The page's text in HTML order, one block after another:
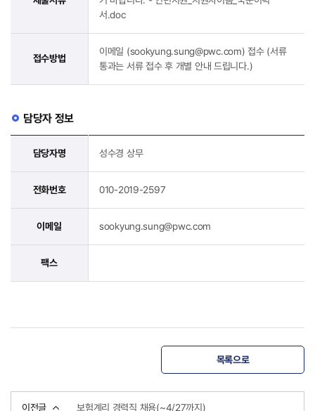
서.doc
접수방법
이메일 (sookyung.sung@pwc.com) 접수 (서류
통과는 서류 접수 후 개별 안내 드립니다.)
담당자 정보
담당자명 성수경 상무
전화번호 010-2019-2597
이메일 sookyung.sung@pwc.com
팩스
목록으로
이전글 보험계리 경력직 채용(~4/27까지)